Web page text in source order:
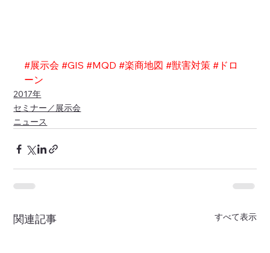
#展示会 #GIS #MQD #楽商地図 #獣害対策 #ドロ
ーン
2017年
セミナー／展示会
ニュース
関連記事 すべて表示